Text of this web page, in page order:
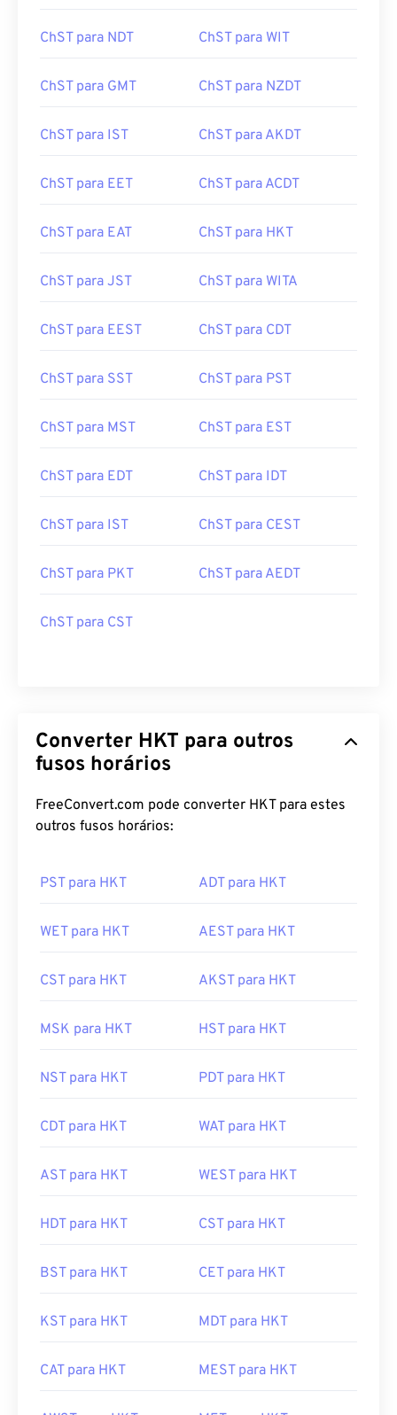
ChST para NDT ChST para WIT
ChST para GMT ChST para NZDT
ChST para IST ChST para AKDT
ChST para EET ChST para ACDT
ChST para EAT ChST para HKT
ChST para JST ChST para WITA
ChST para EEST ChST para CDT
ChST para SST ChST para PST
ChST para MST ChST para EST
ChST para EDT ChST para IDT
ChST para IST ChST para CEST
ChST para PKT ChST para AEDT
ChST para CST
Converter HKT para outros
fusos horários
FreeConvert.com pode converter HKT para estes
outros fusos horários:
PST para HKT ADT para HKT
WET para HKT AEST para HKT
CST para HKT AKST para HKT
MSK para HKT HST para HKT
NST para HKT PDT para HKT
CDT para HKT WAT para HKT
AST para HKT WEST para HKT
HDT para HKT CST para HKT
BST para HKT CET para HKT
KST para HKT MDT para HKT
CAT para HKT MEST para HKT